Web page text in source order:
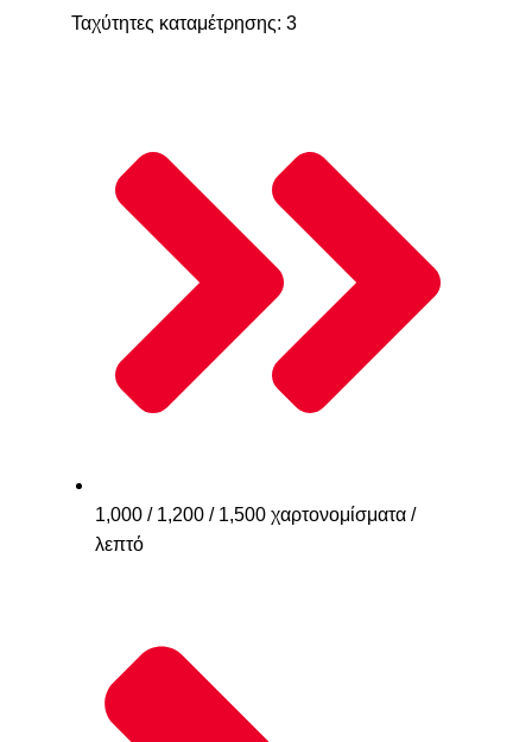
Ταχύτητες καταμέτρησης: 3
1,000 / 1,200 / 1,500 χαρτονομίσματα /
λεπτό